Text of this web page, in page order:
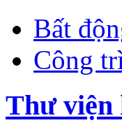
Bất
Công
Thư viện